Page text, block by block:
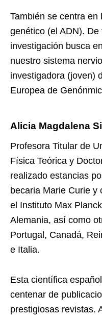
También se centra
genético (el ADN).
investigación busca
nuestro sistema
investigadora (joven)
Europea de
Alicia Magdalena
Profesora Titular de
Física Teórica y
realizado estancias
becaria Marie Curie y
el Instituto Max
Alemania, así como
Portugal, Canadá,
e Italia.
Esta científica
centenar de
prestigiosas revistas.